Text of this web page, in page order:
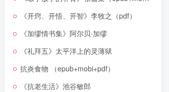
《开窍、开悟、开智》李牧之（pdf）
《加缪情书集》阿尔贝·加缪
《礼拜五》太平洋上的灵薄狱
抗炎食物 （epub+mobi+pdf）
《抗老生活》池谷敏郎